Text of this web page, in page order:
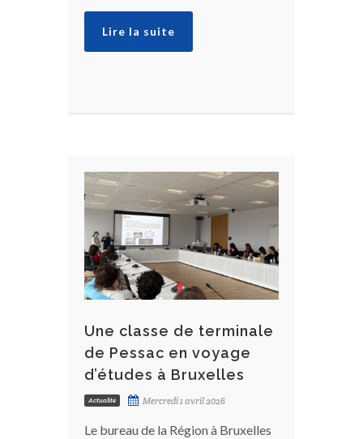
Lire la suite
Une classe de terminale
de Pessac en voyage
d’études à Bruxelles
Actualité Mercredi 1 avril 2026
Le bureau de la Région à Bruxelles